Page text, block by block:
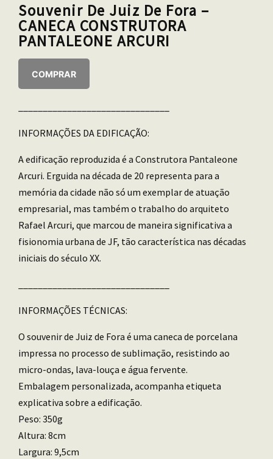
Souvenir De Juiz De Fora –
CANECA CONSTRUTORA
PANTALEONE ARCURI
COMPRAR
INFORMAÇÕES DA EDIFICAÇÃO:
A edificação reproduzida é a Construtora Pantaleone
Arcuri. Erguida na década de 20 representa para a
memória da cidade não só um exemplar de atuação
empresarial, mas também o trabalho do arquiteto
Rafael Arcuri, que marcou de maneira significativa a
fisionomia urbana de JF, tão característica nas décadas
iniciais do século XX.
INFORMAÇÕES TÉCNICAS:
O souvenir de Juiz de Fora é uma caneca de porcelana
impressa no processo de sublimação, resistindo ao
micro-ondas, lava-louça e água fervente.
Embalagem personalizada, acompanha etiqueta
explicativa sobre a edificação.
Peso: 350g
Altura: 8cm
Largura: 9,5cm